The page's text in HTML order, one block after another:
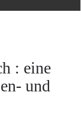
: eine
und